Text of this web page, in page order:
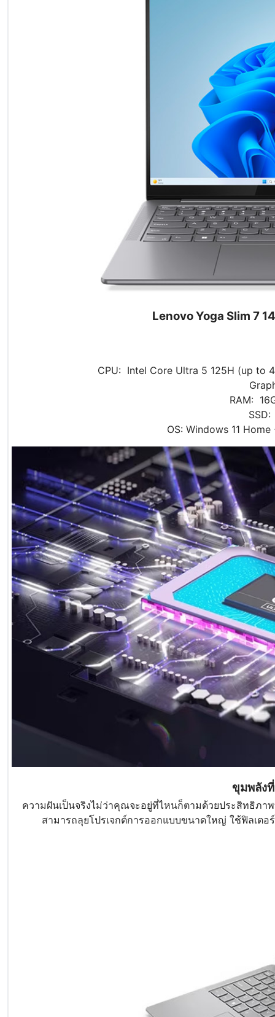
Lenovo Yoga Slim 7
CPU: Intel Core Ultra 5 125H (up to
RAM:
OS: Windows 11
ขุมพลัง
ความฝันเป็นจริงไม่ว่าคุณจะอยู่ที่ไหนก็ตามด้วยประสิทธิภา
สามารถลุยโปรเจกต์การออกแบบขนาดใหญ่ ใช้ฟิลเต